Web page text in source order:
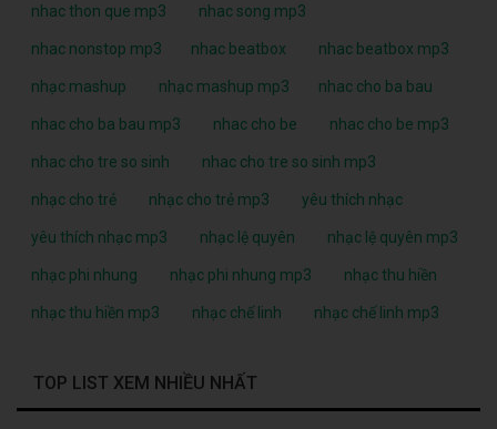
nhac thon que mp3 nhac song mp3
nhac nonstop mp3 nhac beatbox nhac beatbox mp3
nhạc mashup nhạc mashup mp3 nhac cho ba bau
nhac cho ba bau mp3 nhac cho be nhac cho be mp3
nhac cho tre so sinh nhac cho tre so sinh mp3
nhạc cho trẻ nhạc cho trẻ mp3 yêu thích nhạc
yêu thích nhạc mp3 nhạc lệ quyên nhạc lệ quyên mp3
nhạc phi nhung nhạc phi nhung mp3 nhạc thu hiền
nhạc thu hiền mp3 nhạc chế linh nhạc chế linh mp3
TOP LIST XEM NHIỀU NHẤT